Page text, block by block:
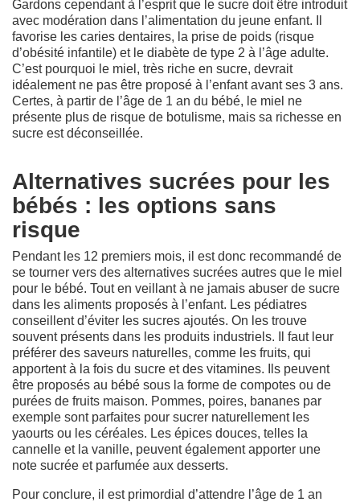
Gardons cependant à l’esprit que le sucre doit être introduit
avec modération dans l’alimentation du jeune enfant. Il
favorise les caries dentaires, la prise de poids (risque
d’obésité infantile) et le diabète de type 2 à l’âge adulte.
C’est pourquoi le miel, très riche en sucre, devrait
idéalement ne pas être proposé à l’enfant avant ses 3 ans.
Certes, à partir de l’âge de 1 an du bébé, le miel ne
présente plus de risque de botulisme, mais sa richesse en
sucre est déconseillée.
Alternatives sucrées pour les
bébés : les options sans
risque
Pendant les 12 premiers mois, il est donc recommandé de
se tourner vers des alternatives sucrées autres que le miel
pour le bébé. Tout en veillant à ne jamais abuser de sucre
dans les aliments proposés à l’enfant. Les pédiatres
conseillent d’éviter les sucres ajoutés. On les trouve
souvent présents dans les produits industriels. Il faut leur
préférer des saveurs naturelles, comme les fruits, qui
apportent à la fois du sucre et des vitamines. Ils peuvent
être proposés au bébé sous la forme de compotes ou de
purées de fruits maison. Pommes, poires, bananes par
exemple sont parfaites pour sucrer naturellement les
yaourts ou les céréales. Les épices douces, telles la
cannelle et la vanille, peuvent également apporter une
note sucrée et parfumée aux desserts.
Pour conclure, il est primordial d’attendre l’âge de 1 an